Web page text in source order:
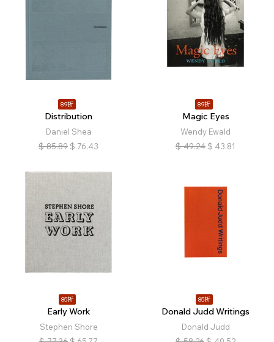
89折
Distribution
Daniel Shea
$ 85.89 $ 76.43
89折
Magic Eyes
Wendy Ewald
$ 49.24 $ 43.81
85折
Early Work
Stephen Shore
85折
Donald Judd Writings
Donald Judd